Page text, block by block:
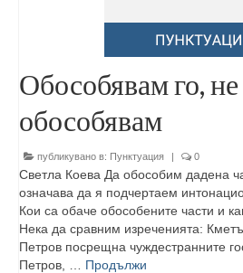
Обособявам го, не
обособявам
публикувано в: Пунктуация | 0
Светла Коева Да обособим дадена
означава да я подчертаем
Кои са обаче обособените части и
Нека да сравним изреченията:
Петров посрещна чуждестранните
Петров, … Продължи